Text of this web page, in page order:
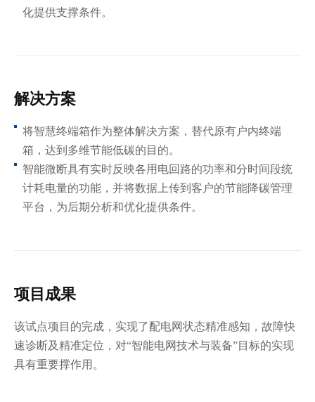
化提供支撑条件。
解决方案
将智慧终端箱作为整体解决方案，替代原有户内终端
箱，达到多维节能低碳的目的。
智能微断具有实时反映各用电回路的功率和分时间段统
计耗电量的功能，并将数据上传到客户的节能降碳管理
平台，为后期分析和优化提供条件。
项目成果
该试点项目的完成，实现了配电网状态精准感知，故障快
速诊断及精准定位，对“智能电网技术与装备”目标的实现
具有重要撑作用。